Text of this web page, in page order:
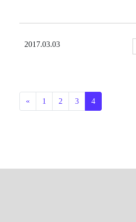
2017.03.03
投稿ナビゲーシ
« 1 2 3 4